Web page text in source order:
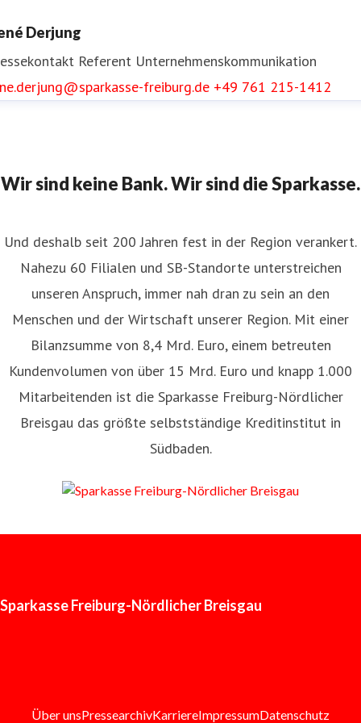
freiburg.de
Derjung
Referent Unternehmenskommunikation
freiburg.de +49 761 215-1412
Wir sind keine Bank. Wir sind die Sparkasse.
Und deshalb seit 200 Jahren fest in der Region verankert.
Nahezu 60 Filialen und SB-Standorte unterstreichen
unseren Anspruch, immer nah dran zu sein an den
Menschen und der Wirtschaft unserer Region. Mit einer
Bilanzsumme von 8,4 Mrd. Euro, einem betreuten
Kundenvolumen von über 15 Mrd. Euro und knapp 1.000
Mitarbeitenden ist die Sparkasse Freiburg-Nördlicher
Breisgau das größte selbstständige Kreditinstitut in
Südbaden.
Sparkasse Freiburg-Nördlicher Breisgau